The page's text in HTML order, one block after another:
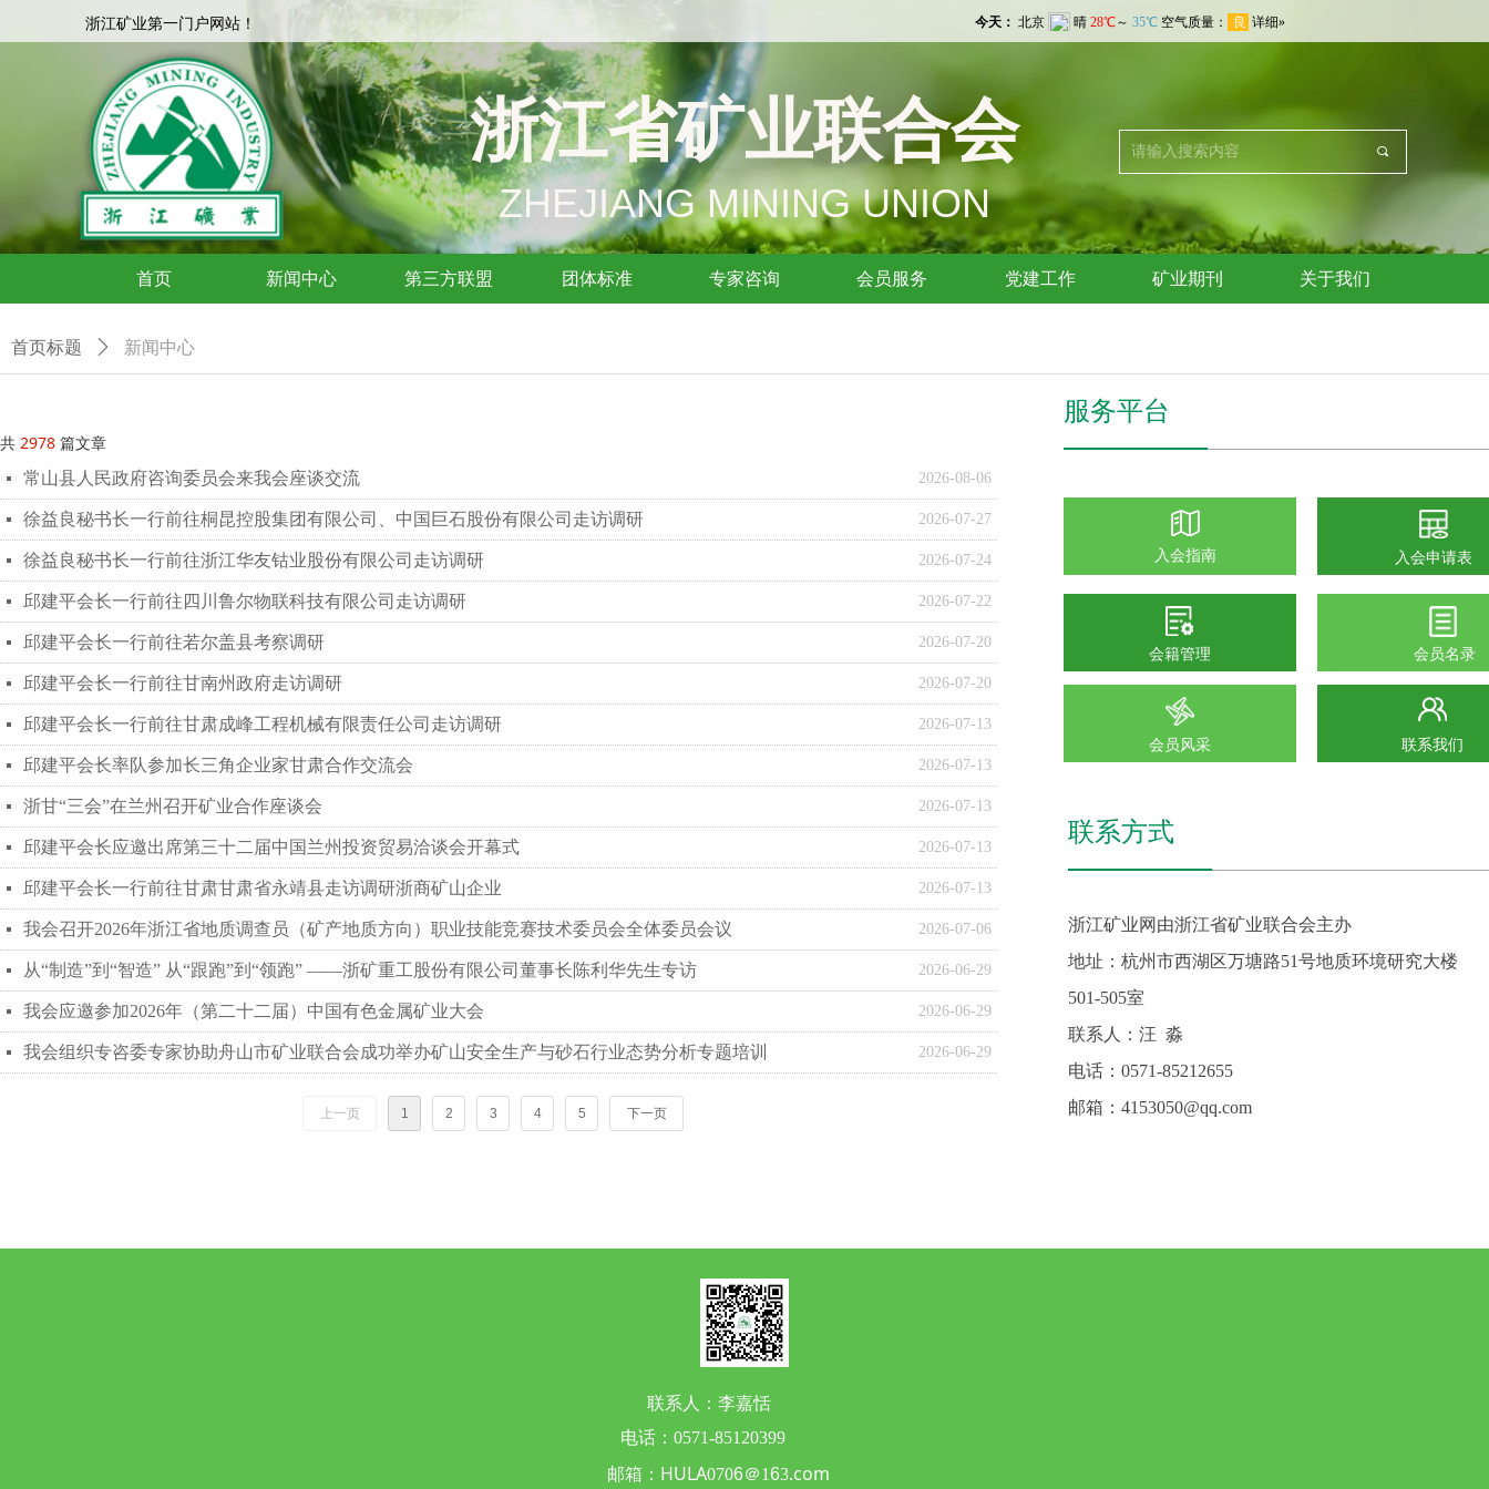
浙江矿业第一门户网站！
ZHEJIANG MINING UNION
浙江省矿业联合会 끠
首页 新闻中心 第三方联盟 团体标准 专家咨询 会员服务 党建工作 矿业期刊 关于我们
浙江矿业第一门户网站！
首页标题 ꄲ 新闻中心
入会指南
会籍管理
会员风采
会员名录
联系我们
入会申请表
服务平台
联系方式
浙江矿业网由浙江省矿业联合会主办
地址：杭州市西湖区万塘路51号地质环境研究大楼
501-505室
联系人：汪 淼
电话： 0571-85212655
邮箱： 4153050@qq.com
共 2978 篇文章
2026-08-06
넷 常山县人民政府咨询委员会来我会座谈交流
2026-07-27
넷 徐益良秘书长一行前往桐昆控股集团有限公司、中国巨石股份有限公司走访调研
2026-07-24
넷 徐益良秘书长一行前往浙江华友钴业股份有限公司走访调研
2026-07-22
넷 邱建平会长一行前往四川鲁尔物联科技有限公司走访调研
2026-07-20
넷 邱建平会长一行前往若尔盖县考察调研
2026-07-20
넷 邱建平会长一行前往甘南州政府走访调研
2026-07-13
넷 邱建平会长一行前往甘肃成峰工程机械有限责任公司走访调研
2026-07-13
넷 邱建平会长率队参加长三角企业家甘肃合作交流会
2026-07-13
넷 浙甘“三会”在兰州召开矿业合作座谈会
2026-07-13
넷 邱建平会长应邀出席第三十二届中国兰州投资贸易洽谈会开幕式
2026-07-13
넷 邱建平会长一行前往甘肃甘肃省永靖县走访调研浙商矿山企业
2026-07-06
넷 我会召开2026年浙江省地质调查员（矿产地质方向）职业技能竞赛技术委员会全体委员会议
2026-06-29
넷 从“制造”到“智造” 从“跟跑”到“领跑” ——浙矿重工股份有限公司董事长陈利华先生专访
2026-06-29
넷 我会应邀参加2026年（第二十二届）中国有色金属矿业大会
2026-06-29
넷 我会组织专咨委专家协助舟山市矿业联合会成功举办矿山安全生产与砂石行业态势分析专题培训
上一页 1 2 3 4 5 下一页
联系人：李嘉恬
电话：0571-85120399
邮箱：HULA0706＠163.com